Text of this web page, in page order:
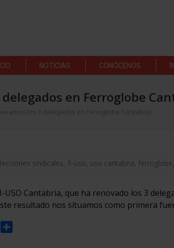
NOTICIAS CONÓCENOS
en Ferroglobe
los 3 delegados en Ferroglobe Cantabria
sindicales, fi-uso, uso cantabria, ferroglobe,
USO Cantabria, que ha renovado los 3
resultado nos situamos como primera
Email